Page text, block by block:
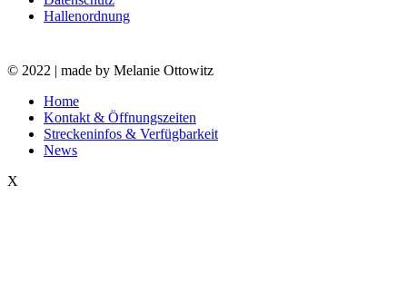
Hallenordnung
© 2022 | made by Melanie Ottowitz
Close
Menu
Home
Kontakt & Öffnungszeiten
Streckeninfos & Verfügbarkeit
News
X